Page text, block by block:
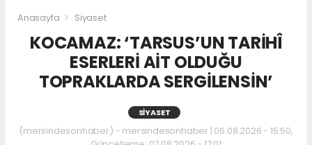
Anasayfa Siyaset
KOCAMAZ: ‘TARSUS’UN TARİHÎ
ESERLERİ AİT OLDUĞU
TOPRAKLARDA SERGİLENSİN’
SIYASET
(mersindesonhaber) - mersindesonhaber | 06.08.2026 - 15:50,